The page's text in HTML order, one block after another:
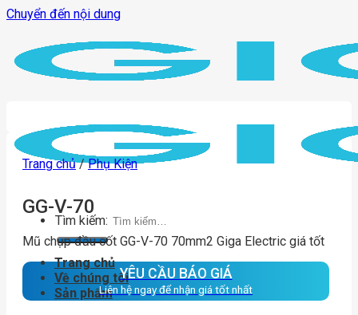
Chuyển đến nội dung
Tìm kiếm:
Trang chủ
Về chúng tôi
Sản phẩm
Trang chủ / Phụ Kiện
GG-V-70
Mũ chụp đầu cốt GG-V-70 70mm2 Giga Electric giá tốt
YÊU CẦU BÁO GIÁ
Liên hệ ngay để nhận giá tốt nhất